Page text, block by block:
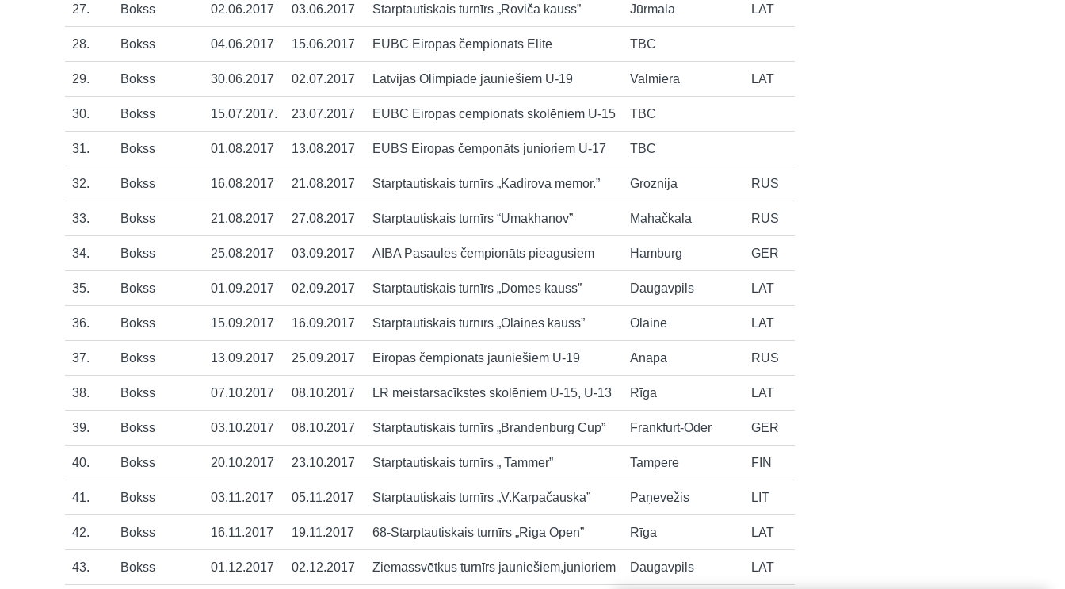
27. Bokss 02.06.2017 03.06.2017 Starptautiskais turnīrs „Roviča kauss” Jūrmala LAT
28. Bokss 04.06.2017 15.06.2017 EUBC Eiropas čempionāts Elite TBC
29. Bokss 30.06.2017 02.07.2017 Latvijas Olimpiāde jauniešiem U-19 Valmiera LAT
30. Bokss 15.07.2017. 23.07.2017 EUBC Eiropas cempionats skolēniem U-15 TBC
31. Bokss 01.08.2017 13.08.2017 EUBS Eiropas čemponāts junioriem U-17 TBC
32. Bokss 16.08.2017 21.08.2017 Starptautiskais turnīrs „Kadirova memor.” Groznija RUS
33. Bokss 21.08.2017 27.08.2017 Starptautiskais turnīrs “Umakhanov” Mahačkala RUS
34. Bokss 25.08.2017 03.09.2017 AIBA Pasaules čempionāts pieagusiem Hamburg GER
35. Bokss 01.09.2017 02.09.2017 Starptautiskais turnīrs „Domes kauss” Daugavpils LAT
36. Bokss 15.09.2017 16.09.2017 Starptautiskais turnīrs „Olaines kauss” Olaine LAT
37. Bokss 13.09.2017 25.09.2017 Eiropas čempionāts jauniešiem U-19 Anapa RUS
38. Bokss 07.10.2017 08.10.2017 LR meistarsacīkstes skolēniem U-15, U-13 Rīga LAT
39. Bokss 03.10.2017 08.10.2017 Starptautiskais turnīrs „Brandenburg Cup” Frankfurt-Oder GER
40. Bokss 20.10.2017 23.10.2017 Starptautiskais turnīrs „ Tammer” Tampere FIN
41. Bokss 03.11.2017 05.11.2017 Starptautiskais turnīrs „V.Karpačauska” Paņevežis LIT
42. Bokss 16.11.2017 19.11.2017 68-Starptautiskais turnīrs „Riga Open” Rīga LAT
43. Bokss 01.12.2017 02.12.2017 Ziemassvētkus turnīrs jauniešiem,junioriem Daugavpils LAT